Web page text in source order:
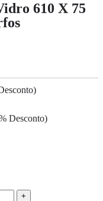
610 X 75
Desconto)
+